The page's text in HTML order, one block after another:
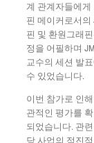
계 관계자들에게
핀 메이커로서의
핀 및 환원그래
정을 어필하며
교수의 세션 발
수 있었습니다.
이번 참가로 인
관적인 평가를
되었습니다. 관
당 사업의 점진